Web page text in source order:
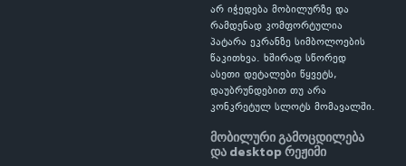
არ იჭედება მობილურზე და
რამდენად კომფორტულია
პატარა ეკრანზე სიმბოლოების
წაკითხვა. ხშირად სწორედ
ასეთი დეტალები წყვეტს,
დაუბრუნდებით თუ არა
კონკრეტულ სლოტს მომავალში.
მობილური გამოცდილება
და desktop რეჟიმი